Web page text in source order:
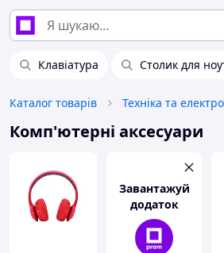
Клавіатура Столик для
Каталог товарів Техніка та
Комп'ютерні аксесуари
Завантажуй
додаток